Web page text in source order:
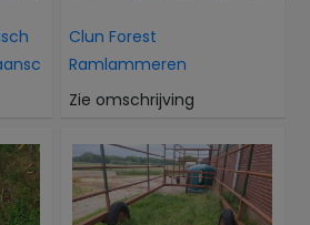
Clun Forest
Ramlammeren
Zie omschrijving